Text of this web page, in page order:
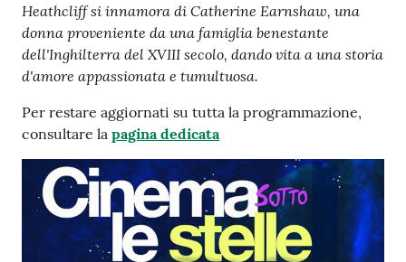
u
o
l
o
Tutti
argomenti...
Seguici
Heathcliff si innamora di Catherine Earnshaw, una
donna proveniente da una famiglia benestante
dell'Inghilterra del XVIII secolo, dando vita a una storia
d'amore appassionata e tumultuosa.
Per restare aggiornati su tutta la programmazione,
consultare la pagina dedicata